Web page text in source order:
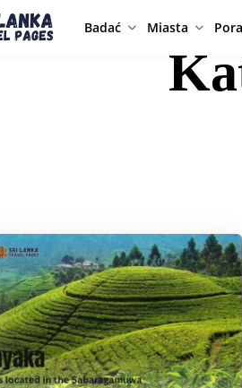
Badać Miasta